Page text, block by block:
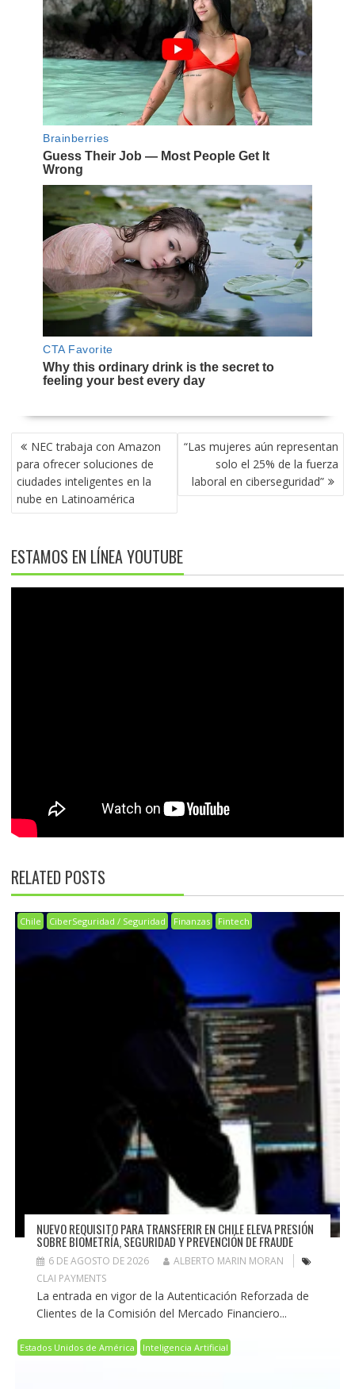
NAVEGACIÓN
DE
ENTRADAS
NEC trabaja con Amazon
para ofrecer soluciones de
ciudades inteligentes en la
nube en Latinoamérica
“Las mujeres aún representan
solo el 25% de la fuerza
laboral en ciberseguridad”
ESTAMOS EN LÍNEA YOUTUBE
RELATED POSTS
Chile CiberSeguridad / Seguridad Finanzas Fintech
NUEVO REQUISITO PARA TRANSFERIR EN CHILE ELEVA PRESIÓN
SOBRE BIOMETRÍA, SEGURIDAD Y PREVENCIÓN DE FRAUDE
6 DE AGOSTO DE 2026
ALBERTO MARIN MORAN
CLAI PAYMENTS
La entrada en vigor de la Autenticación Reforzada de
Clientes de la Comisión del Mercado Financiero...
Estados Unidos de América Inteligencia Artificial